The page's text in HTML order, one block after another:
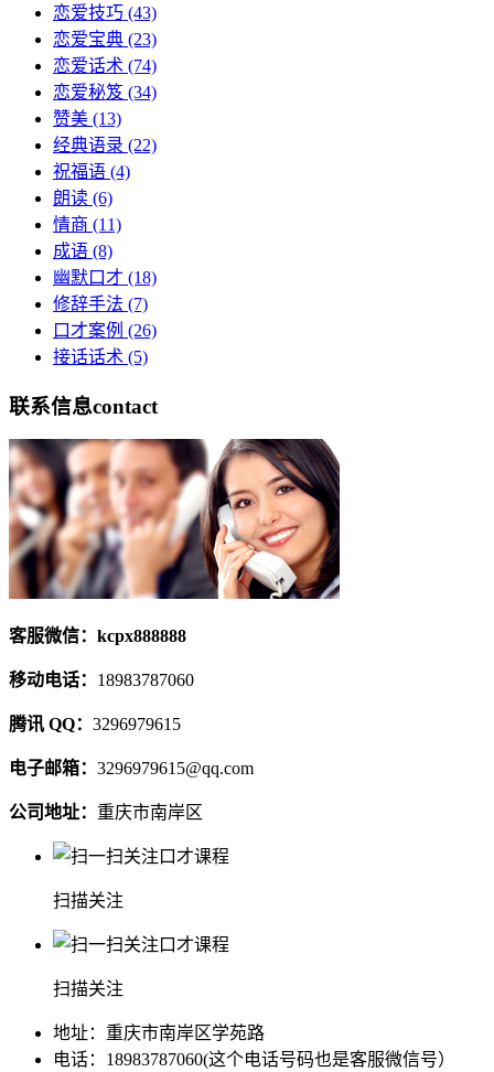
恋爱技巧 (43)
恋爱宝典 (23)
恋爱话术 (74)
恋爱秘笈 (34)
赞美 (13)
经典语录 (22)
祝福语 (4)
朗读 (6)
情商 (11)
成语 (8)
幽默口才 (18)
修辞手法 (7)
口才案例 (26)
接话话术 (5)
联系信息contact
客服微信：kcpx888888
移动电话： 18983787060
腾讯 QQ： 3296979615
电子邮箱： 3296979615@qq.com
公司地址： 重庆市南岸区
扫描关注
扫描关注
地址：重庆市南岸区学苑路
电话：18983787060(这个电话号码也是客服微信号）